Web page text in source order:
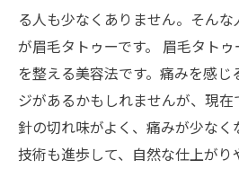
る人も少なくありません。そん
が眉毛タトゥーです。 眉毛タト
を整える美容法です。痛みを感
ジがあるかもしれませんが、現在
針の切れ味がよく、痛みが少なく
技術も進歩して、自然な仕上が